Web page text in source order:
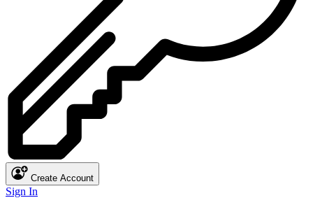
Create Account
Sign In